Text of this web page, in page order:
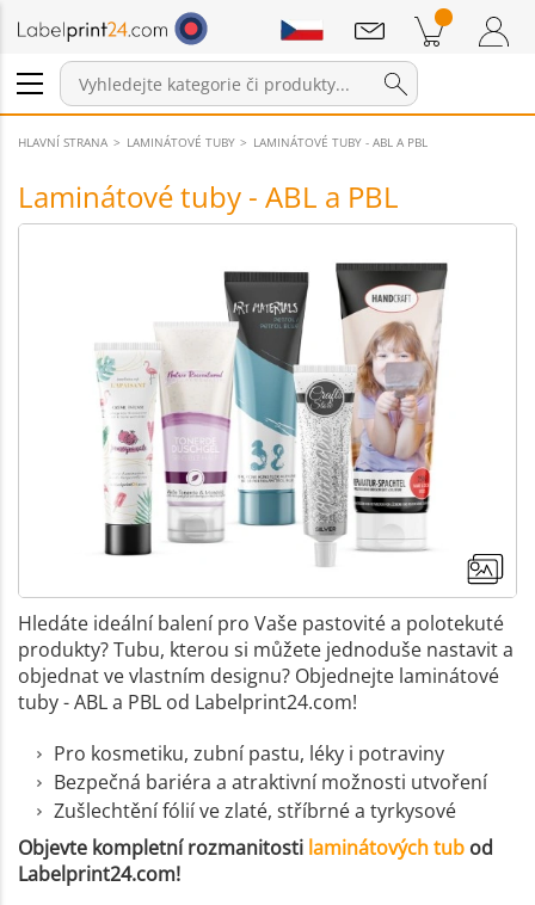
Přihlášení / Registrace
Položky v košíku Nákupní Košík
Sdělení
HLAVNÍ STRANA LAMINÁTOVÉ TUBY LAMINÁTOVÉ TUBY - ABL A PBL
Laminátové tuby - ABL a PBL
Hledáte ideální balení pro Vaše pastovité a polotekuté
produkty? Tubu, kterou si můžete jednoduše nastavit a
objednat ve vlastním designu? Objednejte laminátové
tuby - ABL a PBL od Labelprint24.com!
Pro kosmetiku, zubní pastu, léky i potraviny
Bezpečná bariéra a atraktivní možnosti utvoření
Zušlechtění fólií ve zlaté, stříbrné a tyrkysové
Objevte kompletní rozmanitosti laminátových tub od
Labelprint24.com!